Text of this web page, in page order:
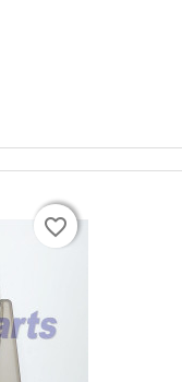
favorite_border
favorite_border